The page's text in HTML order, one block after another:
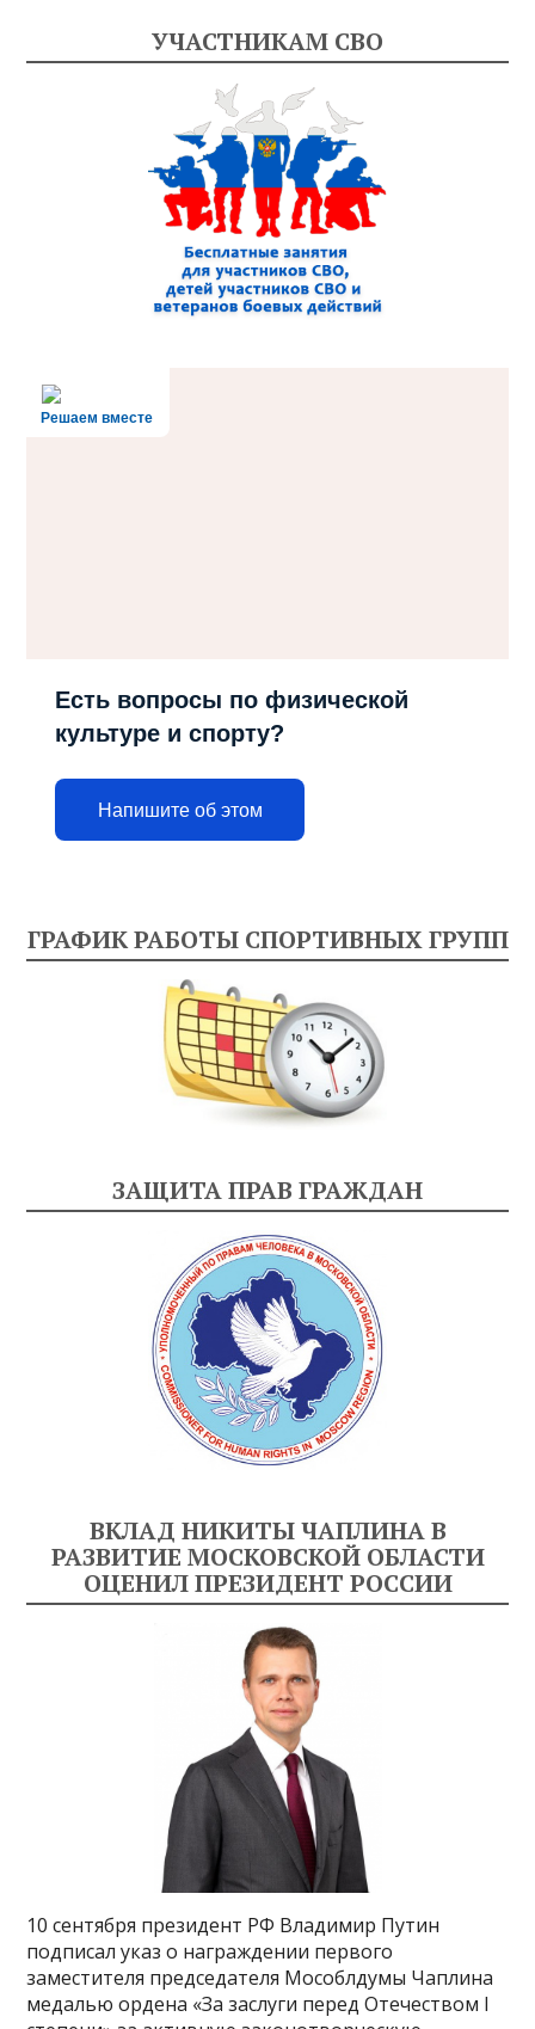
УЧАСТНИКАМ СВО
Решаем вместе
Есть вопросы по физической
культуре и спорту?
Напишите об этом
ГРАФИК РАБОТЫ СПОРТИВНЫХ ГРУПП
ЗАЩИТА ПРАВ ГРАЖДАН
ВКЛАД НИКИТЫ ЧАПЛИНА В
РАЗВИТИЕ МОСКОВСКОЙ ОБЛАСТИ
ОЦЕНИЛ ПРЕЗИДЕНТ РОССИИ
10 сентября президент РФ Владимир Путин
подписал указ о награждении первого
заместителя председателя Мособлдумы Чаплина
медалью ордена «За заслуги перед Отечеством I